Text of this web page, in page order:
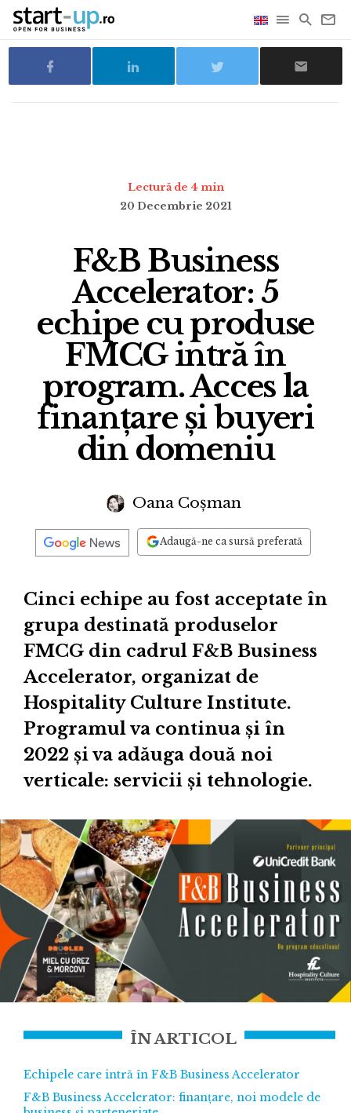
Lectură de 4 min
20 Decembrie 2021
F&B Business
Accelerator: 5
echipe cu produse
FMCG intră în
program. Acces la
finanțare și buyeri
din domeniu
Oana Coșman
Adaugă-ne ca sursă preferată
Cinci echipe au fost acceptate în
grupa destinată produselor
FMCG din cadrul F&B Business
Accelerator, organizat de
Hospitality Culture Institute.
Programul va continua și în
2022 și va adăuga două noi
verticale: servicii și tehnologie.
ÎN ARTICOL
Echipele care intră în F&B Business Accelerator
F&B Business Accelerator: finanțare, noi modele de